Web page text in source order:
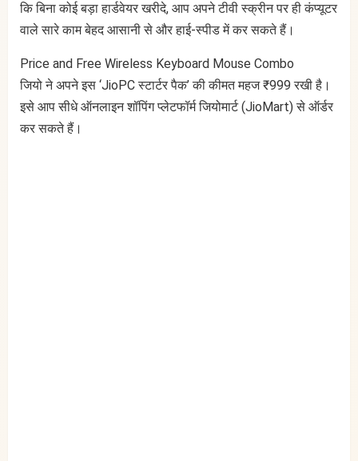
कि बिना कोई बड़ा हार्डवेयर खरीदे, आप अपने टीवी स्क्रीन पर ही कंप्यूटर
वाले सारे काम बेहद आसानी से और हाई-स्पीड में कर सकते हैं।
Price and Free Wireless Keyboard Mouse Combo
जियो ने अपने इस ‘JioPC स्टार्टर पैक’ की कीमत महज ₹999 रखी है।
इसे आप सीधे ऑनलाइन शॉपिंग प्लेटफॉर्म जियोमार्ट (JioMart) से ऑर्डर
कर सकते हैं।